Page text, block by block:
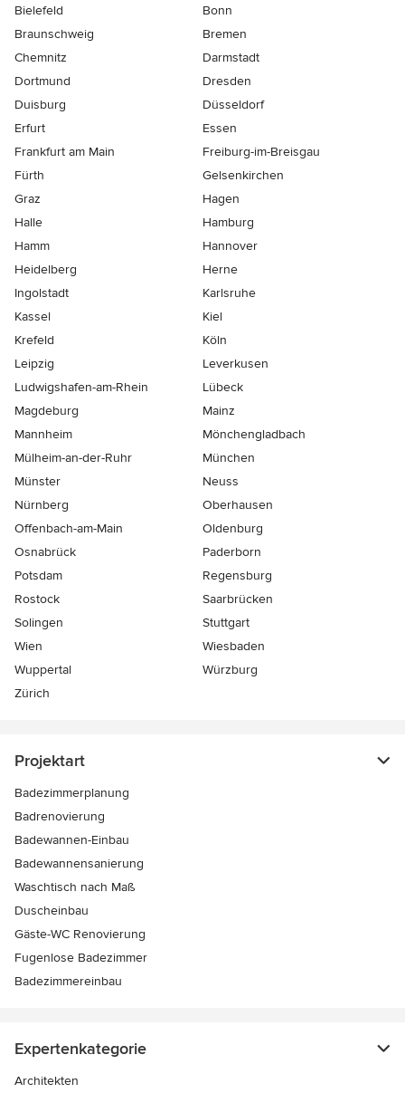
Bielefeld
Bonn
Braunschweig
Bremen
Chemnitz
Darmstadt
Dortmund
Dresden
Duisburg
Düsseldorf
Erfurt
Essen
Frankfurt am Main
Freiburg-im-Breisgau
Fürth
Gelsenkirchen
Graz
Hagen
Halle
Hamburg
Hamm
Hannover
Heidelberg
Herne
Ingolstadt
Karlsruhe
Kassel
Kiel
Krefeld
Köln
Leipzig
Leverkusen
Ludwigshafen-am-Rhein
Lübeck
Magdeburg
Mainz
Mannheim
Mönchen­gladbach
Mülheim-an-der-Ruhr
München
Münster
Neuss
Nürnberg
Oberhausen
Offenbach-am-Main
Oldenburg
Osnabrück
Paderborn
Potsdam
Regensburg
Rostock
Saarbrücken
Solingen
Stuttgart
Wien
Wiesbaden
Wuppertal
Würzburg
Zürich
Projektart
Badezimmerplanung
Badrenovierung
Badewannen-Einbau
Badewannensanierung
Waschtisch nach Maß
Duscheinbau
Gäste-WC Renovierung
Fugenlose Badezimmer
Badezimmereinbau
Expertenkategorie
Architekten